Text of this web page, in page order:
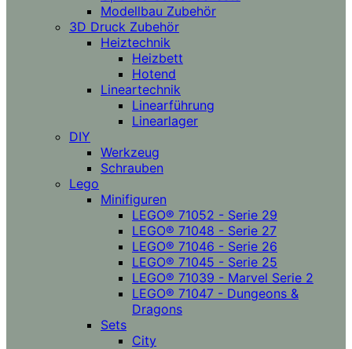
Modellbau Zubehör
3D Druck Zubehör
Heiztechnik
Heizbett
Hotend
Lineartechnik
Linearführung
Linearlager
DIY
Werkzeug
Schrauben
Lego
Minifiguren
LEGO® 71052 - Serie 29
LEGO® 71048 - Serie 27
LEGO® 71046 - Serie 26
LEGO® 71045 - Serie 25
LEGO® 71039 - Marvel Serie 2
LEGO® 71047 - Dungeons &
Dragons
Sets
City